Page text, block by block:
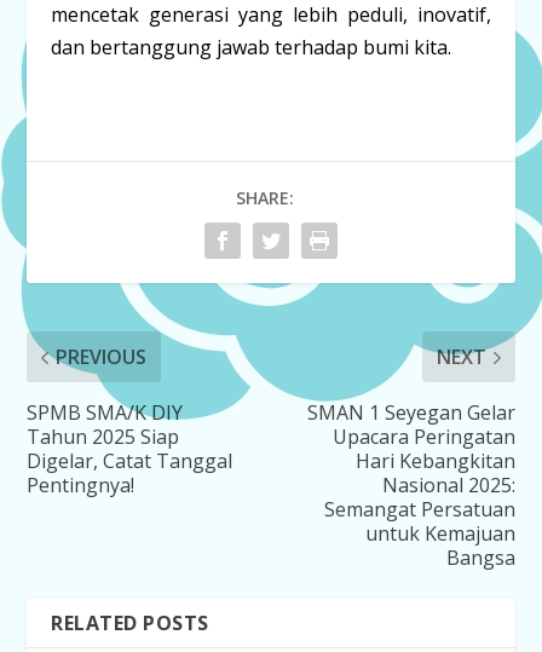
mencetak generasi yang lebih peduli, inovatif,
dan bertanggung jawab terhadap bumi kita.
SHARE:
PREVIOUS
SPMB SMA/K DIY
Tahun 2025 Siap
Digelar, Catat Tanggal
Pentingnya!
NEXT
SMAN 1 Seyegan Gelar
Upacara Peringatan
Hari Kebangkitan
Nasional 2025:
Semangat Persatuan
untuk Kemajuan
Bangsa
RELATED POSTS